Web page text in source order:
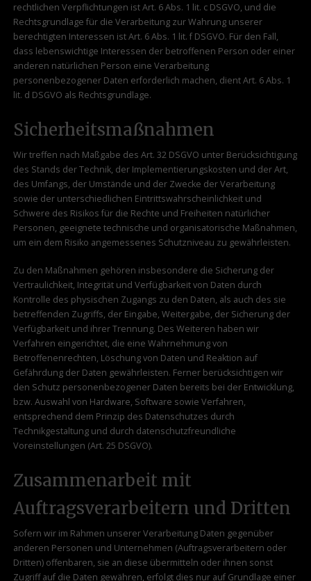
rechtlichen Verpflichtungen ist Art. 6 Abs. 1 lit. c DSGVO, und die
Rechtsgrundlage für die Verarbeitung zur Wahrung unserer
berechtigten Interessen ist Art. 6 Abs. 1 lit. f DSGVO. Für den Fall,
dass lebenswichtige Interessen der betroffenen Person oder einer
anderen natürlichen Person eine Verarbeitung
personenbezogener Daten erforderlich machen, dient Art. 6 Abs. 1
lit. d DSGVO als Rechtsgrundlage.
Sicherheitsmaßnahmen
Wir treffen nach Maßgabe des Art. 32 DSGVO unter Berücksichtigung
des Stands der Technik, der Implementierungskosten und der Art,
des Umfangs, der Umstände und der Zwecke der Verarbeitung
sowie der unterschiedlichen Eintrittswahrscheinlichkeit und
Schwere des Risikos für die Rechte und Freiheiten natürlicher
Personen, geeignete technische und organisatorische Maßnahmen,
um ein dem Risiko angemessenes Schutzniveau zu gewährleisten.
Zu den Maßnahmen gehören insbesondere die Sicherung der
Vertraulichkeit, Integrität und Verfügbarkeit von Daten durch
Kontrolle des physischen Zugangs zu den Daten, als auch des sie
betreffenden Zugriffs, der Eingabe, Weitergabe, der Sicherung der
Verfügbarkeit und ihrer Trennung. Des Weiteren haben wir
Verfahren eingerichtet, die eine Wahrnehmung von
Betroffenenrechten, Löschung von Daten und Reaktion auf
Gefährdung der Daten gewährleisten. Ferner berücksichtigen wir
den Schutz personenbezogener Daten bereits bei der Entwicklung,
bzw. Auswahl von Hardware, Software sowie Verfahren,
entsprechend dem Prinzip des Datenschutzes durch
Technikgestaltung und durch datenschutzfreundliche
Voreinstellungen (Art. 25 DSGVO).
Zusammenarbeit mit
Auftragsverarbeitern und Dritten
Sofern wir im Rahmen unserer Verarbeitung Daten gegenüber
anderen Personen und Unternehmen (Auftragsverarbeitern oder
Dritten) offenbaren, sie an diese übermitteln oder ihnen sonst
Zugriff auf die Daten gewähren, erfolgt dies nur auf Grundlage einer